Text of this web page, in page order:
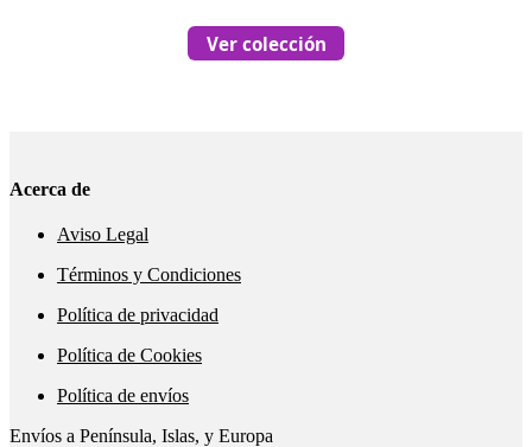
Ver colección
Acerca de
Aviso Legal
Términos y Condiciones
Política de privacidad
Política de Cookies
Política de envíos
Envíos a Península, Islas, y Europa